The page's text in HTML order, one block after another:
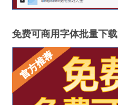
免费可商用字体批量下载